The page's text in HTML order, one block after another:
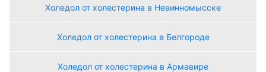
Холедол от холестерина в Невинномысске
Холедол от холестерина в Белгороде
Холедол от холестерина в Армавире